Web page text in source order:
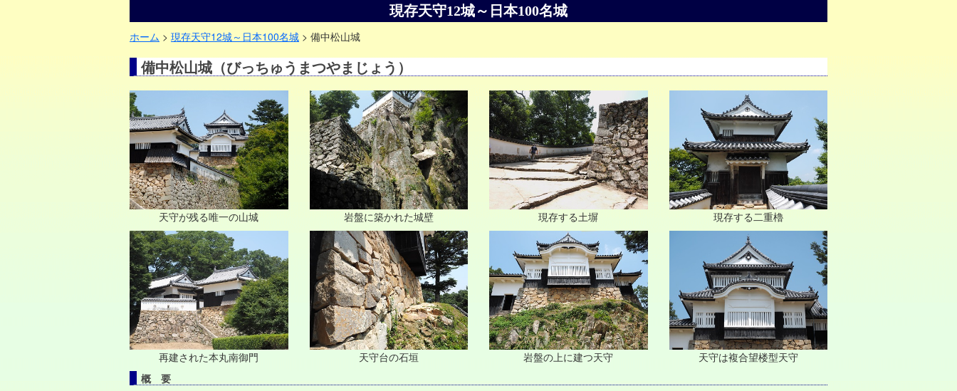
現存天守12城～日本100名城
ホーム > 現存天守12城～日本100名城 > 備中松山城
備中松山城（びっちゅうまつやまじょう）
天守が残る唯一の山城 岩盤に築かれた城壁 現存する土塀 現存する二重櫓
再建された本丸南御門 天守台の石垣 岩盤の上に建つ天守 天守は複合望楼型天守
概 要